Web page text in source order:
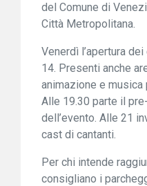
del Comune di
Città Metropolitana.
Venerdì l’apertura
14. Presenti anche
animazione e
Alle 19.30 parte il
dell’evento. Alle 21
cast di cantanti.
Per chi intende
consigliano i